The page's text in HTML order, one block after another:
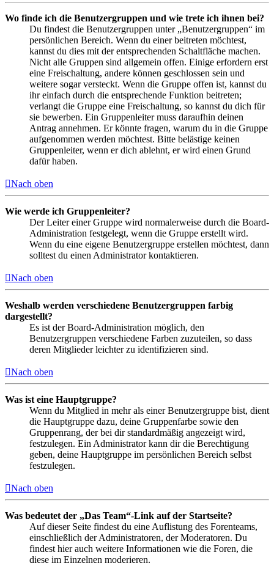
Wo finde ich die Benutzergruppen und wie trete ich ihnen bei?
Du findest die Benutzergruppen unter „Benutzergruppen“ im
persönlichen Bereich. Wenn du einer beitreten möchtest,
kannst du dies mit der entsprechenden Schaltfläche machen.
Nicht alle Gruppen sind allgemein offen. Einige erfordern erst
eine Freischaltung, andere können geschlossen sein und
weitere sogar versteckt. Wenn die Gruppe offen ist, kannst du
ihr einfach durch die entsprechende Funktion beitreten;
verlangt die Gruppe eine Freischaltung, so kannst du dich für
sie bewerben. Ein Gruppenleiter muss daraufhin deinen
Antrag annehmen. Er könnte fragen, warum du in die Gruppe
aufgenommen werden möchtest. Bitte belästige keinen
Gruppenleiter, wenn er dich ablehnt, er wird einen Grund
dafür haben.
Nach oben
Wie werde ich Gruppenleiter?
Der Leiter einer Gruppe wird normalerweise durch die Board-
Administration festgelegt, wenn die Gruppe erstellt wird.
Wenn du eine eigene Benutzergruppe erstellen möchtest, dann
solltest du einen Administrator kontaktieren.
Nach oben
Weshalb werden verschiedene Benutzergruppen farbig
dargestellt?
Es ist der Board-Administration möglich, den
Benutzergruppen verschiedene Farben zuzuteilen, so dass
deren Mitglieder leichter zu identifizieren sind.
Nach oben
Was ist eine Hauptgruppe?
Wenn du Mitglied in mehr als einer Benutzergruppe bist, dient
die Hauptgruppe dazu, deine Gruppenfarbe sowie den
Gruppenrang, der bei dir standardmäßig angezeigt wird,
festzulegen. Ein Administrator kann dir die Berechtigung
geben, deine Hauptgruppe im persönlichen Bereich selbst
festzulegen.
Nach oben
Was bedeutet der „Das Team“-Link auf der Startseite?
Auf dieser Seite findest du eine Auflistung des Forenteams,
einschließlich der Administratoren, der Moderatoren. Du
findest hier auch weitere Informationen wie die Foren, die
diese im Einzelnen moderieren.